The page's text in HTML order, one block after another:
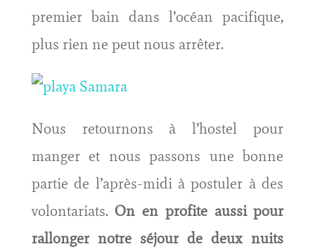
premier bain dans l’océan pacifique,
plus rien ne peut nous arrêter.
Nous retournons à l’hostel pour
manger et nous passons une bonne
partie de l’après-midi à postuler à des
volontariats. On en profite aussi pour
rallonger notre séjour de deux nuits